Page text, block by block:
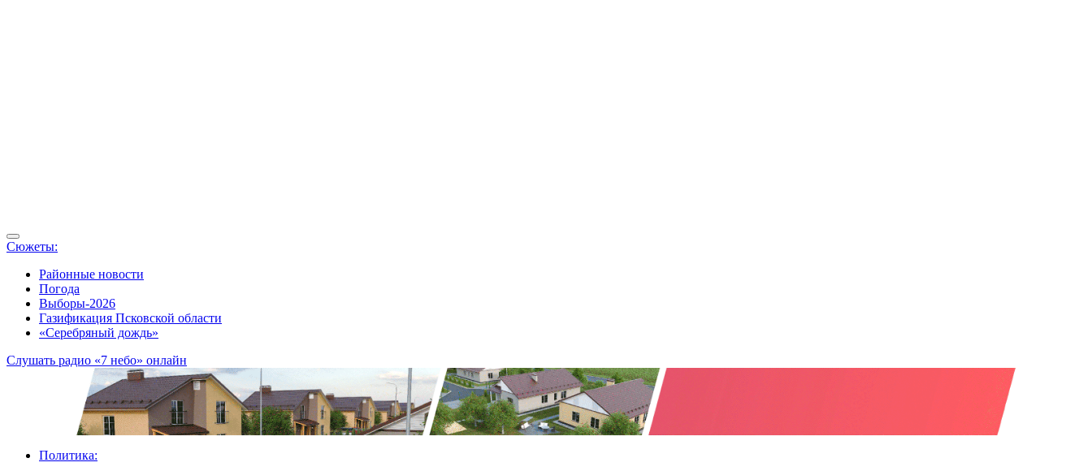
Сюжеты:
Районные новости
Погода
Выборы-2026
Газификация Псковской области
«Серебряный дождь»
Слушать радио «7 небо» онлайн
Политика: